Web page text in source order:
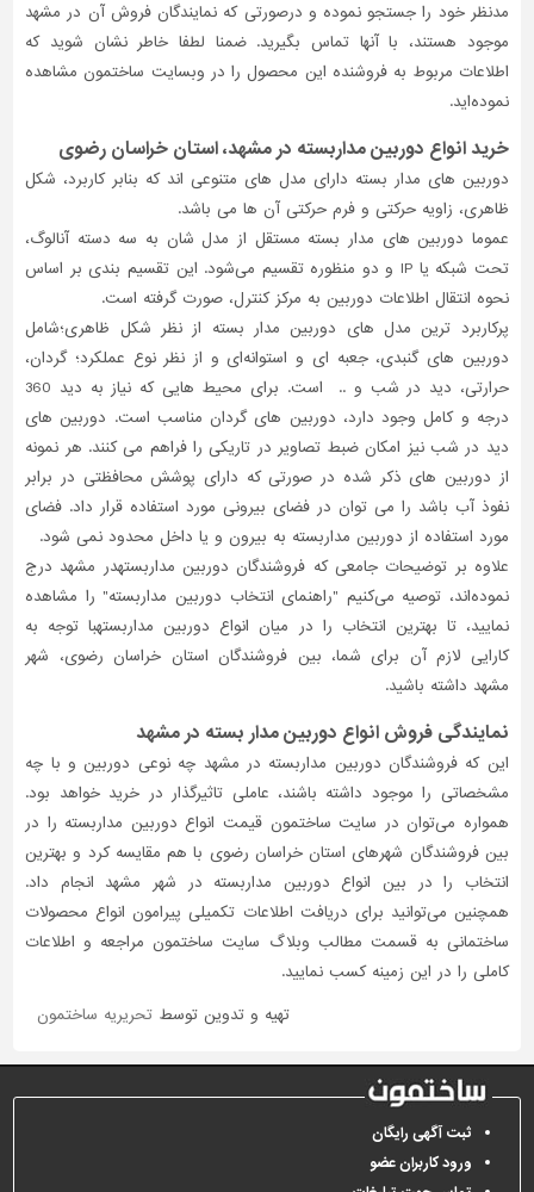
مدنظر خود را جستجو نموده و درصورتی‌ که نمایندگان فروش آن در مشهد
موجود هستند، با آنها تماس بگیرید. ضمنا لطفا خاطر نشان شوید که
اطلاعات مربوط به فروشنده این محصول را در وبسایت ساختمون مشاهده
نموده‌اید.
خرید انواع دوربین مداربسته در مشهد، استان خراسان رضوی
دوربین های مدار بسته دارای مدل های متنوعی اند که بنابر کاربرد، شکل
ظاهری، زاویه حرکتی و فرم حرکتی آن ها می باشد.
عموما دوربین های مدار بسته مستقل از مدل شان به سه دسته آنالوگ،
تحت شبکه یا IP و دو منظوره تقسیم می‌شود. این تقسیم بندی بر اساس
نحوه انتقال اطلاعات دوربین به مرکز کنترل، صورت گرفته است.
پرکاربرد ترین مدل های دوربین مدار بسته از نظر شکل ظاهری؛شامل
دوربین های گنبدی، جعبه ای و استوانه‌ای و از نظر نوع عملکرد؛ گردان،
حرارتی، دید در شب و .. است. برای محیط هایی که نیاز به دید 360
درجه و کامل وجود دارد، دوربین های گردان مناسب است. دوربین های
دید در شب نیز امکان ضبط تصاویر در تاریکی را فراهم می کنند. هر نمونه
از دوربین های ذکر شده در صورتی که دارای پوشش محافظتی در برابر
نفوذ آب باشد را می توان در فضای بیرونی مورد استفاده قرار داد. فضای
مورد استفاده از دوربین مداربسته به بیرون و یا داخل محدود نمی شود.
علاوه بر توضیحات جامعی که فروشندگان دوربین مداربستهدر مشهد درج
نموده‌اند، توصیه می‌کنیم "راهنمای انتخاب دوربین مداربسته" را مشاهده
نمایید، تا بهترین انتخاب را در میان انواع دوربین مداربستهبا توجه به
کارایی لازم آن برای شما، بین فروشندگان استان خراسان رضوی، شهر
مشهد داشته باشید.
نمایندگی فروش انواع دوربین مدار بسته در مشهد
این که فروشندگان دوربین مداربسته در مشهد چه نوعی دوربین و با چه
مشخصاتی را موجود داشته باشند، عاملی تاثیر‌گذار در خرید خواهد بود.
همواره می‌توان در سایت ساختمون قیمت انواع دوربین مداربسته را در
بین فروشندگان شهرهای استان خراسان رضوی با هم مقایسه کرد و بهترین
انتخاب را در بین انواع دوربین مداربسته در شهر مشهد انجام داد.
همچنین می‌توانید برای دریافت اطلاعات تکمیلی پیرامون انواع محصولات
ساختمانی به قسمت مطالب وبلاگ سایت ساختمون مراجعه و اطلاعات
کاملی را در این زمینه کسب نمایید.
تهیه و تدوین توسط تحریریه ساختمون
ثبت آگهی رایگان
ورود کاربران عضو